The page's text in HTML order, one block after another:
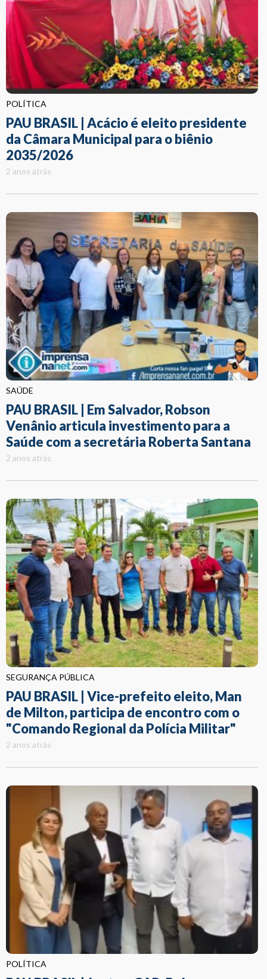
POLÍTICA
PAU BRASIL | Acácio é eleito presidente
da Câmara Municipal para o biênio
2035/2026
2 anos atrás
SAÚDE
PAU BRASIL | Em Salvador, Robson
Venânio articula investimento para a
Saúde com a secretária Roberta Santana
2 anos atrás
SEGURANÇA PÚBLICA
PAU BRASIL | Vice-prefeito eleito, Man
de Milton, participa de encontro com o
"Comando Regional da Polícia Militar"
2 anos atrás
POLÍTICA